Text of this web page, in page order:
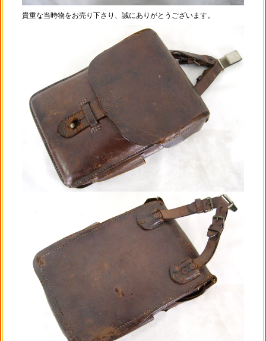
貴重な当時物をお売り下さり、誠にありがとうございます。